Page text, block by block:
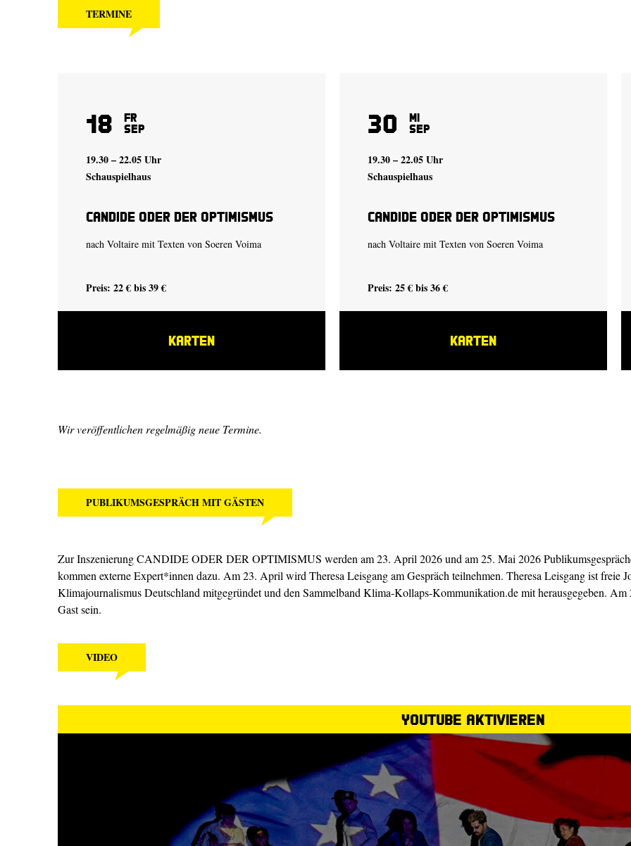
TERMINE
18 Fr
Sep
19.30 – 22.05 Uhr
Schauspielhaus
Candide oder der Optimismus
nach Voltaire mit Texten von Soeren Voima
Preis: 22 € bis 39 €
KARTEN
30 Mi
Sep
19.30 – 22.05 Uhr
Schauspielhaus
Candide oder der Optimismus
nach Voltaire mit Texten von Soeren Voima
Preis: 25 € bis 36 €
KARTEN
Wir veröffentlichen regelmäßig neue Termine.
PUBLIKUMSGESPRÄCH MIT GÄSTEN
Zur Inszenierung CANDIDE ODER DER OPTIMISMUS werden am 23. April 2026 und am 25. Mai 2026
kommen externe Expert*innen dazu. Am 23. April wird Theresa Leisgang am Gespräch teilnehmen. Theresa Leisgang ist freie
Klimajournalismus Deutschland mitgegründet und den Sammelband Klima-Kollaps-Kommunikation.de mit herausgegeben.
Gast sein.
VIDEO
YouTube aktivieren